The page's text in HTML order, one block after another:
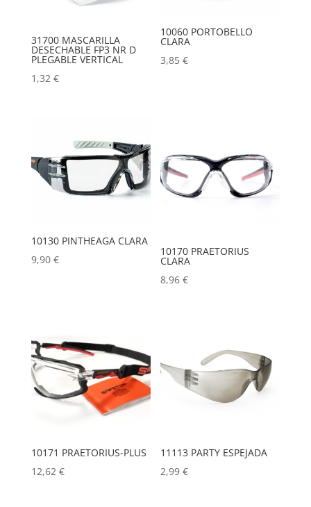
31700 MASCARILLA
DESECHABLE FP3 NR D
PLEGABLE VERTICAL
1,32 €
10060 PORTOBELLO
CLARA
3,85€
10130 PINTHEAGA CLARA
9,90 €
10170 PRAETORIUS
CLARA
8,96€
10171 PRAETORIUS-PLUS
12,62 €
11113 PARTY ESPEJADA
2,99€